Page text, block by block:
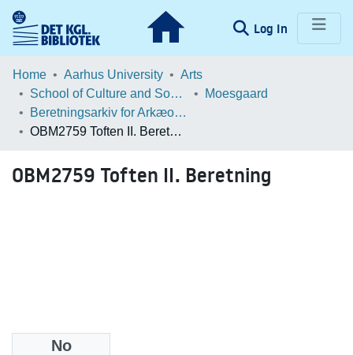
Log In (current)
Communities & Collections
Statistics
Home Aarhus University
Arts
School of Culture and Society
Moesgaard
Beretningsarkiv for Arkæologiske Undersøgelser
OBM2759 Toften II. Beretning
OBM2759 Toften II. Beretning
No